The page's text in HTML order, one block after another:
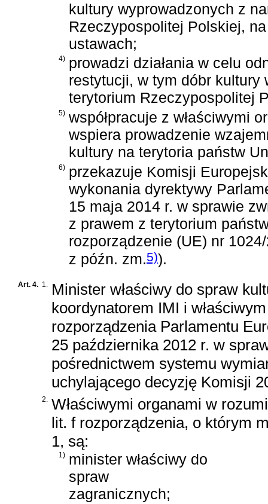
kultury wyprowadzonych z
Rzeczypospolitej Polskiej,
ustawach;
4) prowadzi działania w celu
restytucji, w tym dóbr kultury
terytorium Rzeczypospolitej
5) współpracuje z właściwymi
wspiera prowadzenie
kultury na terytoria państw
6) przekazuje Komisji
wykonania dyrektywy
15 maja 2014 r. w sprawie
z prawem z terytorium
rozporządzenie (UE) nr
z późn. zm.5)).
Art. 4. 1. Minister właściwy do spraw
koordynatorem IMI i
rozporządzenia Parlamentu
25 października 2012 r. w
pośrednictwem systemu
uchylającego decyzję Komisji
2. Właściwymi organami w
lit. f rozporządzenia, o którym
1, są:
1) minister właściwy do
spraw
zagranicznych;